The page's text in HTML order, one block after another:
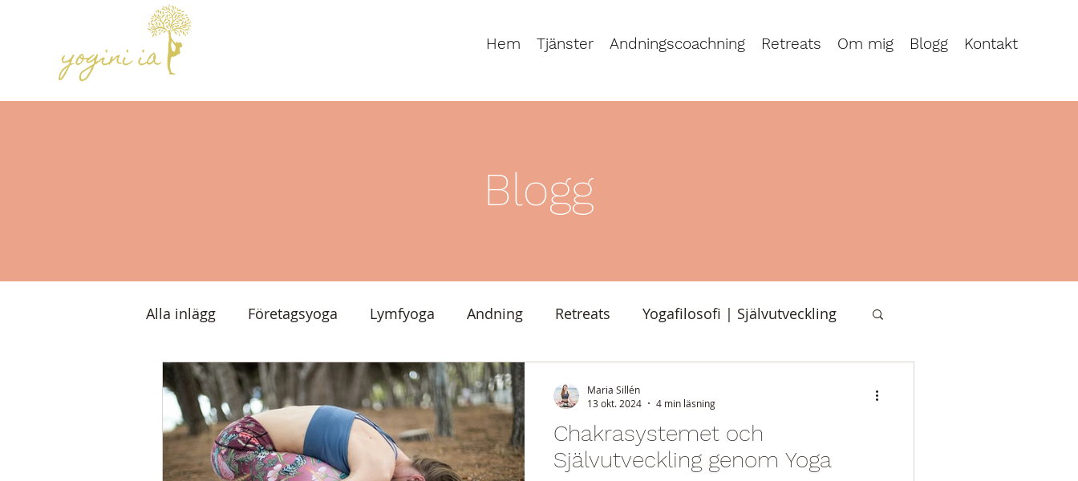
Hem Tjänster Andningscoachning Retreats Om mig Blogg Kontakt
Blogg
Alla inlägg Företagsyoga Lymfyoga Andning Retreats Yogafilosofi | Självutveckling
Chakrasystemet och
Självutveckling genom Yoga
Maria Sillén
13 okt. 2024
4 min läsning